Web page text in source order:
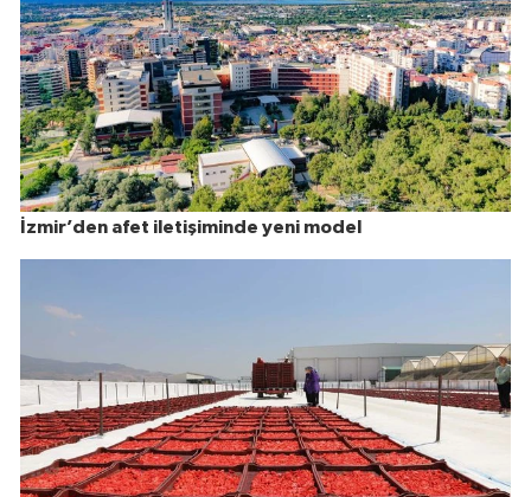
İzmir’den afet iletişiminde yeni model